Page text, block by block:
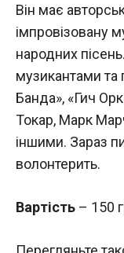
Biн має
імпровізовану
народних
музикантами та
Банда», «Гич
Токар, Марк
іншими. Зараз
волонтерить.
Вартість – 150